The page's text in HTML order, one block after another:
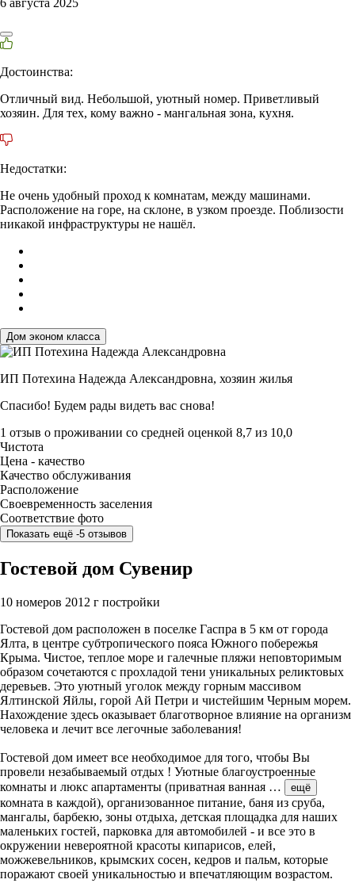
6 августа 2025
Достоинства:
Отличный вид. Небольшой, уютный номер. Приветливый
хозяин. Для тех, кому важно - мангальная зона, кухня.
Недостатки:
Не очень удобный проход к комнатам, между машинами.
Расположение на горе, на склоне, в узком проезде. Поблизости
никакой инфраструктуры не нашёл.
Дом эконом класса
ИП Потехина Надежда Александровна, хозяин жилья
Спасибо! Будем рады видеть вас снова!
1 отзыв о проживании со средней оценкой 8,7 из 10,0
Чистота
Цена - качество
Качество обслуживания
Расположение
Своевременность заселения
Соответствие фото
Показать ещё -5 отзывов
Гостевой дом Сувенир
10 номеров 2012 г постройки
Гостевой дом расположен в поселке Гаспра в 5 км от города
Ялта, в центре субтропического пояса Южного побережья
Крыма. Чистое, теплое море и галечные пляжи неповторимым
образом сочетаются с прохладой тени уникальных реликтовых
деревьев. Это уютный уголок между горным массивом
Ялтинской Яйлы, горой Ай Петри и чистейшим Черным морем.
Нахождение здесь оказывает благотворное влияние на организм
человека и лечит все легочные заболевания!
Гостевой дом имеет все необходимое для того, чтобы Вы
провели незабываемый отдых ! Уютные благоустроенные
комнаты и люкс апартаменты (приватная ванная … ещё
комната в каждой), организованное питание, баня из сруба,
мангалы, барбекю, зоны отдыха, детская площадка для наших
маленьких гостей, парковка для автомобилей - и все это в
окружении невероятной красоты кипарисов, елей,
можжевельников, крымских сосен, кедров и пальм, которые
поражают своей уникальностью и впечатляющим возрастом.